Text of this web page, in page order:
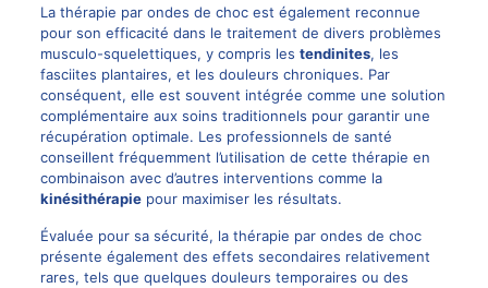
La thérapie par ondes de choc est également reconnue
pour son efficacité dans le traitement de divers problèmes
musculo-squelettiques, y compris les tendinites, les
fasciites plantaires, et les douleurs chroniques. Par
conséquent, elle est souvent intégrée comme une solution
complémentaire aux soins traditionnels pour garantir une
récupération optimale. Les professionnels de santé
conseillent fréquemment l’utilisation de cette thérapie en
combinaison avec d’autres interventions comme la
kinésithérapiepour maximiser les résultats.
Évaluée pour sa sécurité, la thérapie par ondes de choc
présente également des effets secondaires relativement
rares, tels que quelques douleurs temporaires ou des